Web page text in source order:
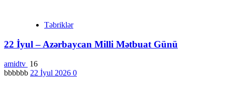
Təbriklər
22 İyul – Azərbaycan Milli Mətbuat Günü
amidtv 16
bbbbbb 22 İyul 2026 0